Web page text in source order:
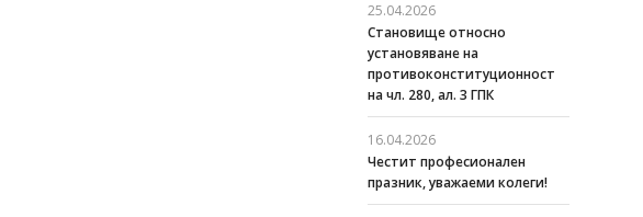
25.04.2026
Становище относно
установяване на
противоконституционност
на чл. 280, ал. 3 ГПК
16.04.2026
Честит професионален
празник, уважаеми колеги!